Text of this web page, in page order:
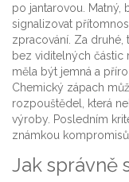
po jantarovou.
signalizovat
zpracování. Za druhé,
bez viditelných částic
měla být jemná a
Chemický zápach
rozpouštědel, která
výroby. Posledním
známkou
Jak správně